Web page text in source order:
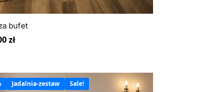
bufet
zł
Jadalnia-zestaw Sale!